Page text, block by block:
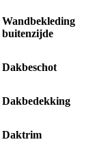
Wandbekleding
buitenzijde
Dakbeschot
Dakbedekking
Daktrim